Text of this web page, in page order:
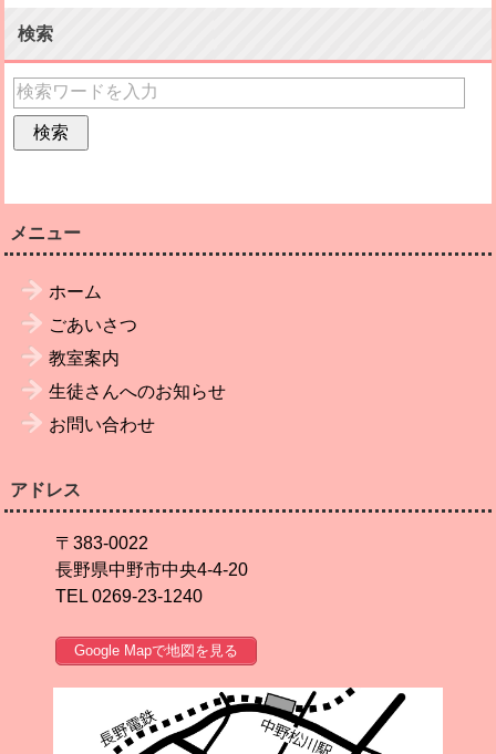
検索
メニュー
ホーム
ごあいさつ
教室案内
生徒さんへのお知らせ
お問い合わせ
アドレス
〒383-0022
長野県中野市中央4-4-20
TEL 0269-23-1240
Google Mapで地図を見る